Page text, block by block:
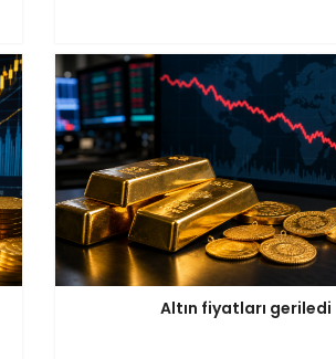
Altın fiyatları geriledi